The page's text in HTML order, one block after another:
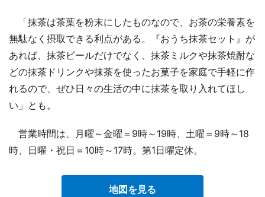
「抹茶は茶葉を粉末にしたものなので、お茶の栄養素を
無駄なく摂取できる利点がある。『おうち抹茶セット』が
あれば、抹茶ビールだけでなく、抹茶ミルクや抹茶焼酎な
どの抹茶ドリンクや抹茶を使ったお菓子を家庭で手軽に作
れるので、ぜひ日々の生活の中に抹茶を取り入れてほし
い」とも。
営業時間は、月曜～金曜＝9時～19時、土曜＝9時～18
時、日曜・祝日＝10時～17時。第1日曜定休。
地図を見る